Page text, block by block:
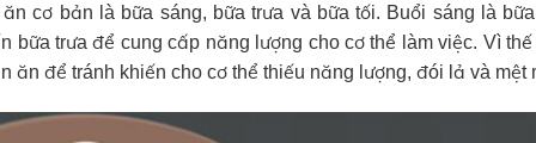
cơ bản là bữa sáng, bữa trưa và bữa tối. Buổi sáng là
bữa trưa để cung cấp năng lượng cho cơ thể làm việc. Vì
ăn để tránh khiến cho cơ thể thiếu năng lượng, đói lả và mệt